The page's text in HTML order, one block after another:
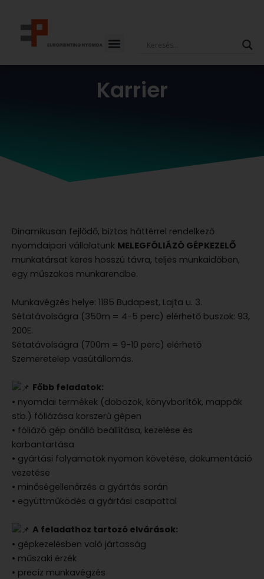
content
Karrier
Dinamikusan fejlődő, biztos háttérrel rendelkező
nyomdaipari vállalatunk MELEGFÓLIÁZÓ GÉPKEZELŐ
munkatársat keres hosszú távra, teljes munkaidőben,
egy műszakos munkarendbe.
Munkavégzés helye: 1185 Budapest, Lajta u. 3.
Sétatávolságra (350m = 4-5 perc) elérhető buszok: 93,
200E.
Sétatávolságra (700m = 9-10 perc) elérhető
Szemeretelep vasútállomás.
Főbb feladatok:
• nyomdai termékek (dobozok, könyvborítók, mappák
stb.) fóliázása korszerű gépen
• fóliázó gép önálló beállítása, kezelése és
karbantartása
• gyártási folyamatok nyomon követése, dokumentáció
vezetése
• minőségellenőrzés a gyártás során
• együttműködés a gyártási csapattal
A feladathoz tartozó elvárások:
• gépkezelésben való jártasság
• műszaki érzék
• precíz munkavégzés